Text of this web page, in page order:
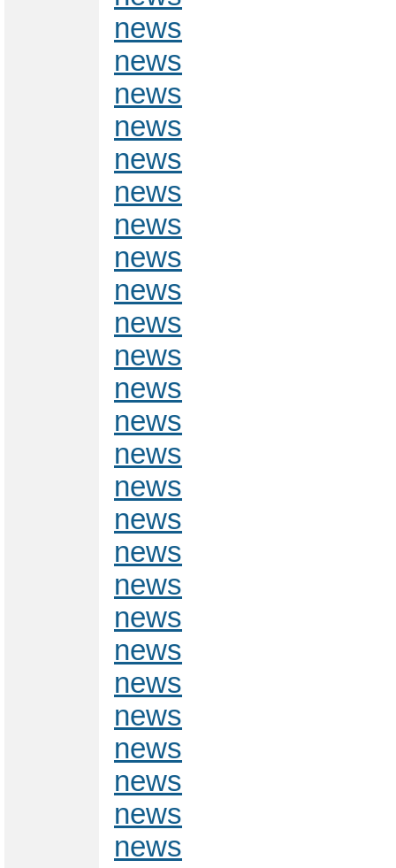
news
news
news
news
news
news
news
news
news
news
news
news
news
news
news
news
news
news
news
news
news
news
news
news
news
news